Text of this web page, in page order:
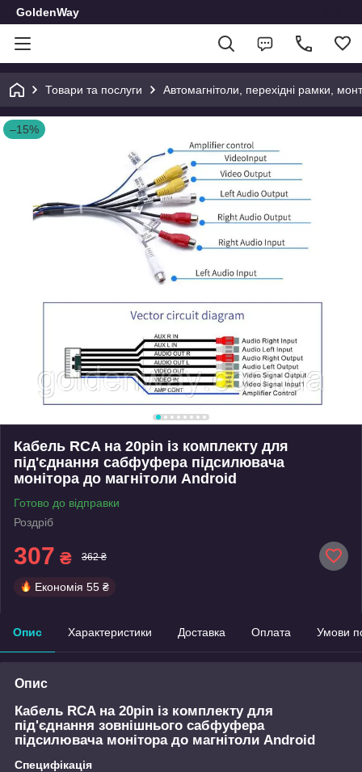
GoldenWay
Товари та послуги Автомагнітоли, перехідні рамки,
–15%
Кабель RCA на 20pin із комплекту для
під'єднання сабфуфера підсилювача
монітора до магнітоли Android
Готово до відправки
Роздріб
307 ₴ 362 ₴
Економія 55 ₴
Опис Характеристики Доставка Оплата Умови
Опис
Кабель RCA на 20pin із комплекту для
під'єднання зовнішнього сабфуфера
підсилювача монітора до магнітоли Android
Специфікація